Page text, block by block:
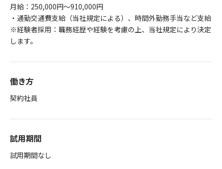
月給：250,000円～910,000円
・通勤交通費支給（当社規定による）、時間外勤務手当など支給
※経験者採用：職務経歴や経験を考慮の上、当社規定により決定
します。
働き方
契約社員
試用期間
試用期間なし